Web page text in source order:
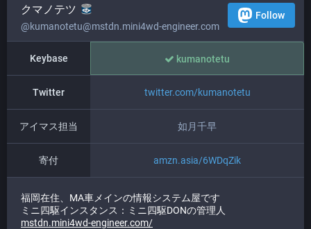
クマノテツ
@kumanotetu@mstdn.mini4wd-engineer.com
Follow
Keybase kumanotetu
Twitter twitter.com/kumanotetu
アイマス担当 如月千早
寄付 amzn.asia/6WDqZik
福岡在住、MA車メインの情報システム屋です
ミニ四駆インスタンス：ミニ四駆DONの管理人
mstdn.mini4wd-engineer.com/